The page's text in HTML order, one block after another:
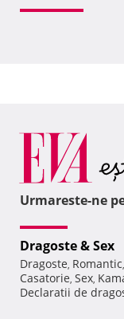
Urmareste-ne
Dragoste & Sex
Dragoste, Romantic,
Casatorie, Sex,
Declaratii de